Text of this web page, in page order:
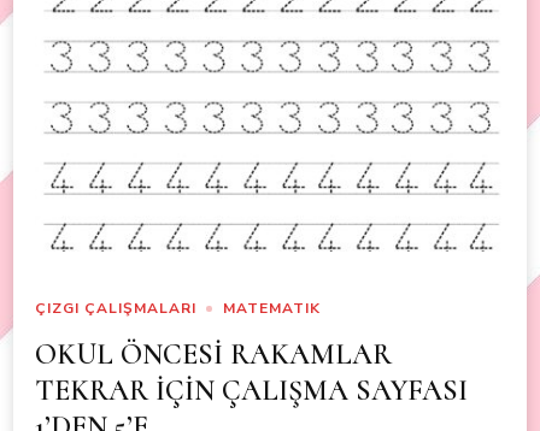
ÇIZGI ÇALIŞMALARI MATEMATIK
OKUL ÖNCESİ RAKAMLAR
TEKRAR İÇİN ÇALIŞMA SAYFASI